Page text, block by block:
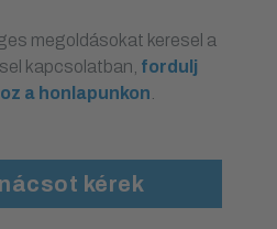
megoldásokat keresel a
kapcsolatban, fordulj
a honlapunkon
kérek